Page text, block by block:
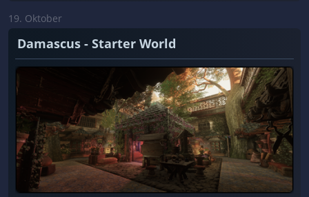
19. Oktober
Damascus - Starter World